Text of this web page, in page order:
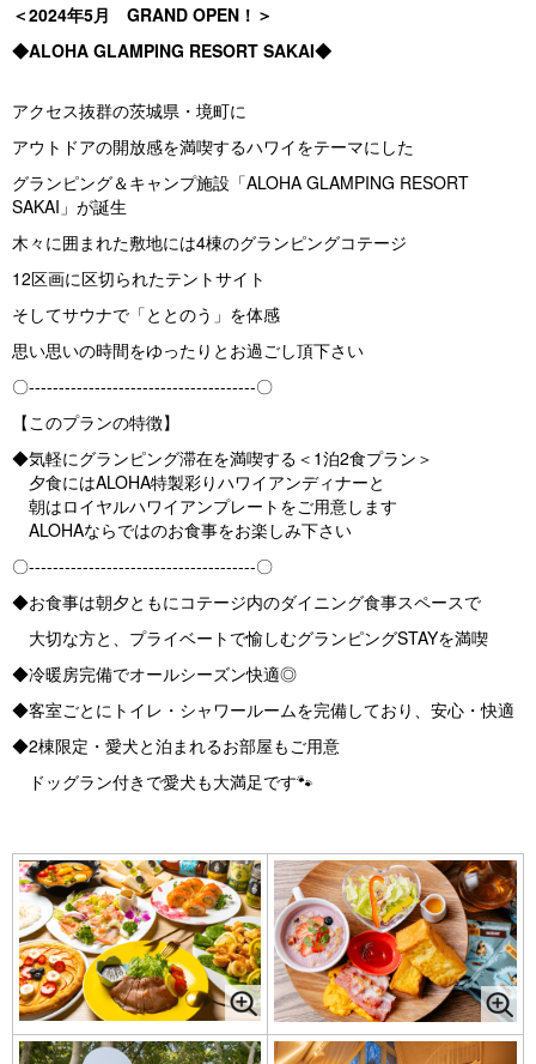
＜2024年5月 GRAND OPEN！＞
◆ALOHA GLAMPING RESORT SAKAI◆
アクセス抜群の茨城県・境町に
アウトドアの開放感を満喫するハワイをテーマにした
グランピング＆キャンプ施設「ALOHA GLAMPING RESORT
SAKAI」が誕生
木々に囲まれた敷地には4棟のグランピングコテージ
12区画に区切られたテントサイト
そしてサウナで「ととのう」を体感
思い思いの時間をゆったりとお過ごし頂下さい
〇--------------------------------------〇
【このプランの特徴】
◆気軽にグランピング滞在を満喫する＜1泊2食プラン＞
夕食にはALOHA特製彩りハワイアンディナーと
朝はロイヤルハワイアンプレートをご用意します
ALOHAならではのお食事をお楽しみ下さい
〇--------------------------------------〇
◆お食事は朝夕ともにコテージ内のダイニング食事スペースで
大切な方と、プライベートで愉しむグランピングSTAYを満喫
◆冷暖房完備でオールシーズン快適◎
◆客室ごとにトイレ・シャワールームを完備しており、安心・快適
◆2棟限定・愛犬と泊まれるお部屋もご用意
ドッグラン付きで愛犬も大満足です🐾